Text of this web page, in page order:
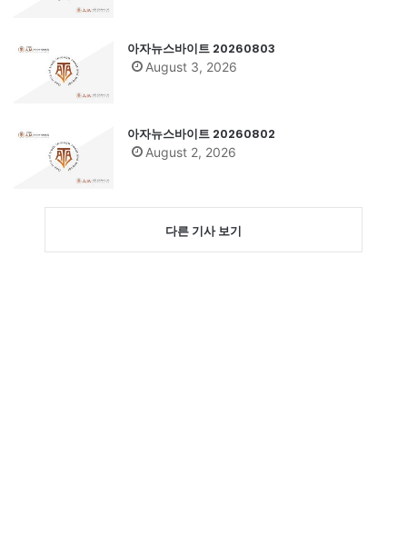
아자뉴스바이트 20260803
August 3, 2026
아자뉴스바이트 20260802
August 2, 2026
다른 기사 보기